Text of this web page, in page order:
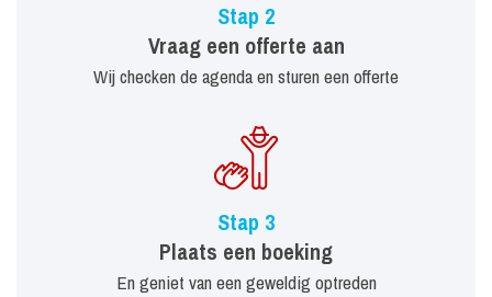
Stap 2
Vraag een offerte aan
Wij checken de agenda en sturen een offerte
Stap 3
Plaats een boeking
En geniet van een geweldig optreden